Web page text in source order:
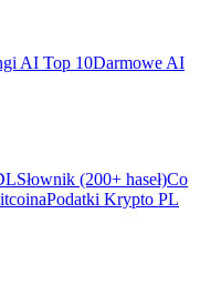
AI Top 10Darmowe AI
Słownik (200+ haseł)Co
Podatki Krypto PL